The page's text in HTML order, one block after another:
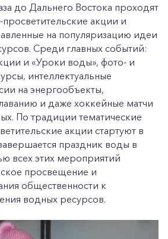
57
звонок
клиентам
до Дальнего Востока проходят
акции и
на популяризацию идеи
Среди главных событий:
и «Уроки воды», фото- и
интеллектуальные
на энергообъекты,
и даже хоккейные матчи
По традиции тематические
акции стартуют в
праздник воды в
всех этих мероприятий
просвещение и
общественности к
водных ресурсов.